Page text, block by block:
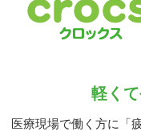
軽く
医療現場で働く方に「